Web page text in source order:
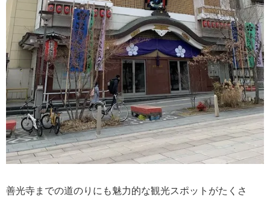
善光寺までの道のりにも魅力的な観光スポットがたくさ